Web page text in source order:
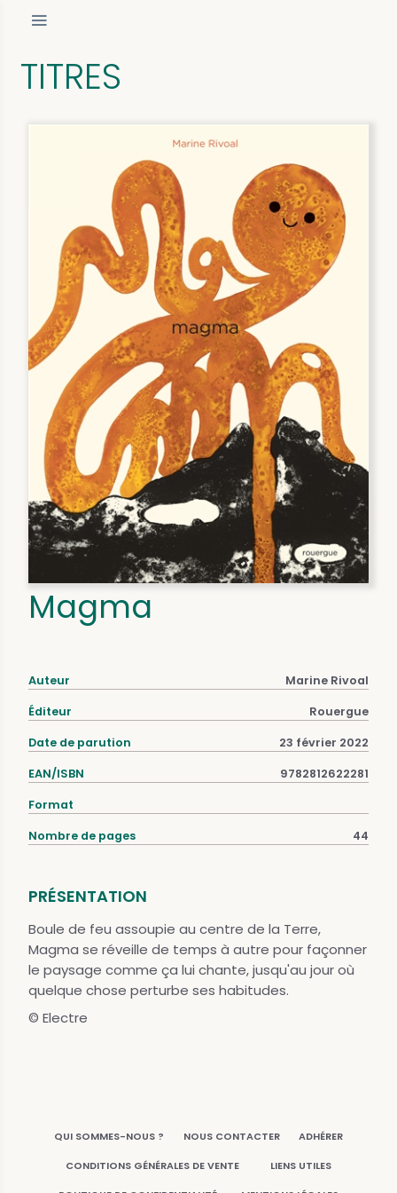
TITRES
Magma
Auteur Marine Rivoal
Éditeur Rouergue
Date de parution 23 février 2022
EAN/ISBN 9782812622281
Format
Nombre de pages 44
PRÉSENTATION
Boule de feu assoupie au centre de la Terre,
Magma se réveille de temps à autre pour façonner
le paysage comme ça lui chante, jusqu'au jour où
quelque chose perturbe ses habitudes.
© Electre
QUI SOMMES-NOUS ? NOUS CONTACTER ADHÉRER
CONDITIONS GÉNÉRALES DE VENTE LIENS UTILES